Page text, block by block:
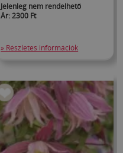
Jelenleg nem rendelhető
Ár: 2300 Ft
» Részletes információk